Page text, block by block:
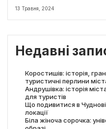
13 Травня, 2024
Недавні
Коростишів: історія,
туристичні перлини
Андрушівка: історія
для туристів
Що подивитися в
локації
Біла жіноча сорочка: